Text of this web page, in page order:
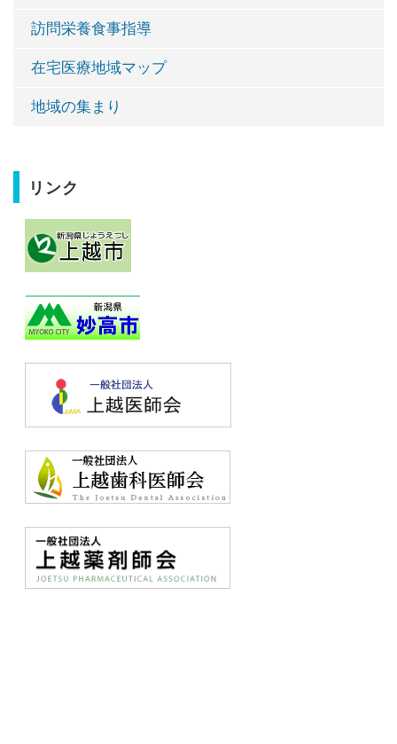
訪問栄養食事指導
在宅医療地域マップ
地域の集まり
リンク